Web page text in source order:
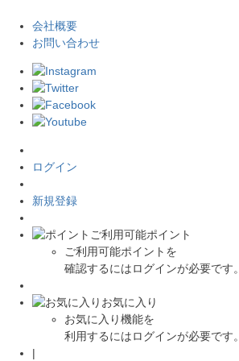
会社概要
お問い合わせ
ログイン
新規登録
ご利用可能ポイント
ご利用可能ポイントを
確認するにはログインが必要です。
お気に入り
お気に入り機能を
利用するにはログインが必要です。
|